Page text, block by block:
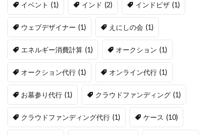
イベント (1) インド (2) インドビザ (1)
ウェブデザイナー (1) えにしの会 (1)
エネルギー消費計算 (1) オークション (1)
オークション代行 (1) オンライン代行 (1)
お墓参り代行 (1) クラウドファンディング (1)
クラウドファンディング代行 (1) ケース (10)